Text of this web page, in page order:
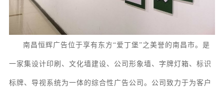
南昌恒辉广告位于享有东方“爱丁堡”之美誉的南昌市。 是
一家集设计印刷、 文化墙建设、 公司形象墙、字牌灯箱、 标识
标牌、 导视系统为一体的综合性广告公司。 公司致力于为客户